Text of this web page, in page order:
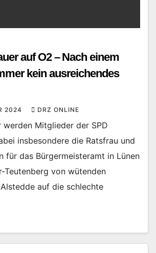
auf O2 – Nach einem
kein ausreichendes
2024 DRZ ONLINE
werden Mitglieder der SPD
insbesondere die Ratsfrau und
für das Bürgermeisteramt in Lünen
Teutenberg von wütenden
auf die schlechte